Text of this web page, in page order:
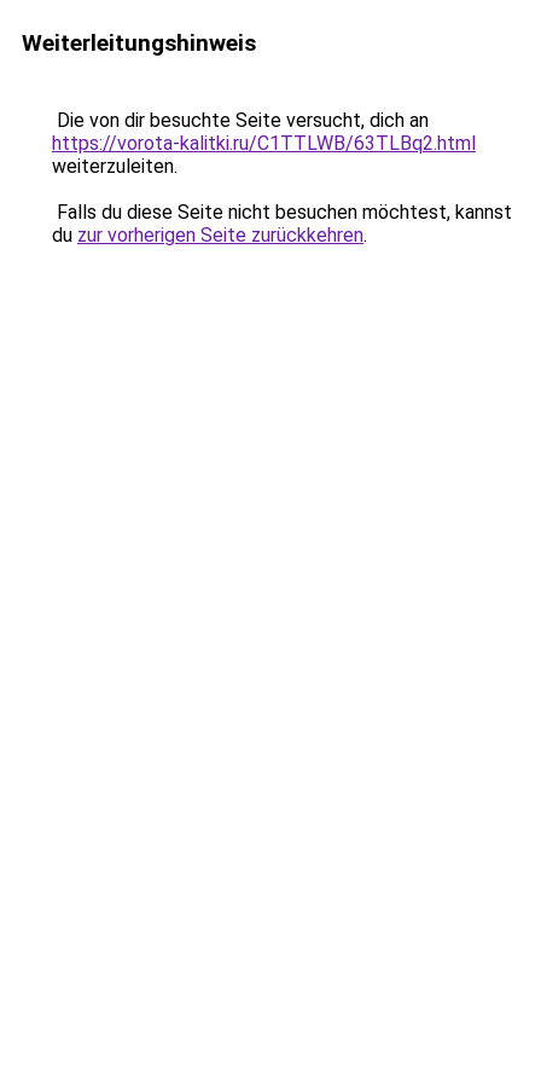
Weiterleitungshinweis
Die von dir besuchte Seite versucht, dich an
https://vorota-kalitki.ru/C1TTLWB/63TLBq2.html
weiterzuleiten.
Falls du diese Seite nicht besuchen möchtest, kannst
du zur vorherigen Seite zurückkehren.